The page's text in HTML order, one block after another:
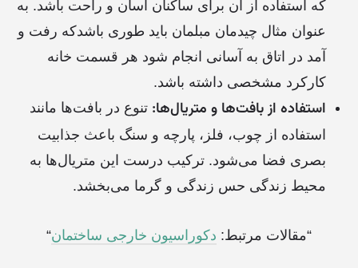
که استفاده از آن برای ساکنان آسان و راحت باشد. به
عنوان مثال چیدمان مبلمان باید طوری باشدکه رفت و
آمد در اتاق به آسانی انجام شود هر قسمت خانه
کارکرد مشخصی داشته باشد.
استفاده از بافت‌ها و متریال‌ها: تنوع در بافت‌ها مانند
استفاده از چوب، فلز، پارچه و سنگ باعث جذابیت
بصری فضا می‌شود. ترکیب درست این متریال‌ها به
محیط زندگی حس زندگی و گرما می‌بخشد.
“مقالات مرتبط: دکوراسیون خارجی ساختمان“